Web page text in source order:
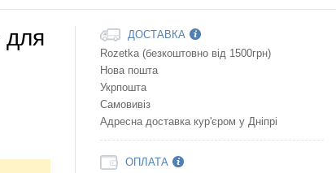
для
ДОСТАВКА
Rozetka (безкоштовно від 1500грн)
Нова пошта
Укрпошта
Самовивіз
Адресна доставка кур'єром у Дніпрі
ОПЛАТА